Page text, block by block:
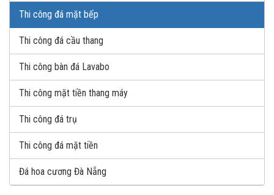
Thi công đá mặt bếp
Thi công đá cầu thang
Thi công bàn đá Lavabo
Thi công mặt tiền thang máy
Thi công đá trụ
Thi công đá mặt tiền
Đá hoa cương Đà Nẵng